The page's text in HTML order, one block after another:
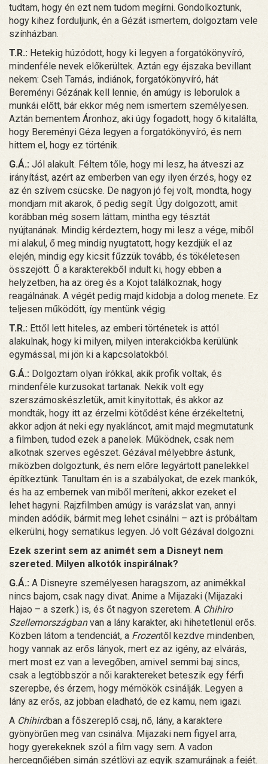
tudtam, hogy én ezt nem tudom megírni. Gondolkoztunk,
hogy kihez forduljunk, én a Gézát ismertem, dolgoztam vele
színházban.
T.R.: Hetekig húzódott, hogy ki legyen a forgatókönyvíró,
mindenféle nevek előkerültek. Aztán egy éjszaka bevillant
nekem: Cseh Tamás, indiánok, forgatókönyvíró, hát
Bereményi Gézának kell lennie, én amúgy is leborulok a
munkái előtt, bár ekkor még nem ismertem személyesen.
Aztán bementem Áronhoz, aki úgy fogadott, hogy ő kitalálta,
hogy Bereményi Géza legyen a forgatókönyvíró, és nem
hittem el, hogy ez történik.
G.Á.: Jól alakult. Féltem tőle, hogy mi lesz, ha átveszi az
irányítást, azért az emberben van egy ilyen érzés, hogy ez
az én szívem csücske. De nagyon jó fej volt, mondta, hogy
mondjam mit akarok, ő pedig segít. Úgy dolgozott, amit
korábban még sosem láttam, mintha egy tésztát
nyújtanának. Mindig kérdeztem, hogy mi lesz a vége, miből
mi alakul, ő meg mindig nyugtatott, hogy kezdjük el az
elején, mindig egy kicsit fűzzük tovább, és tökéletesen
összejött. Ő a karakterekből indult ki, hogy ebben a
helyzetben, ha az öreg és a Kojot találkoznak, hogy
reagálnának. A végét pedig majd kidobja a dolog menete. Ez
teljesen működött, így mentünk végig.
T.R.: Ettől lett hiteles, az emberi történetek is attól
alakulnak, hogy ki milyen, milyen interakciókba kerülünk
egymással, mi jön ki a kapcsolatokból.
G.Á.: Dolgoztam olyan írókkal, akik profik voltak, és
mindenféle kurzusokat tartanak. Nekik volt egy
szerszámoskészletük, amit kinyitottak, és akkor az
mondták, hogy itt az érzelmi kötődést kéne érzékeltetni,
akkor adjon át neki egy nyakláncot, amit majd megmutatunk
a filmben, tudod ezek a panelek. Működnek, csak nem
alkotnak szerves egészet. Gézával mélyebbre ástunk,
miközben dolgoztunk, és nem előre legyártott panelekkel
építkeztünk. Tanultam én is a szabályokat, de ezek mankók,
és ha az embernek van miből meríteni, akkor ezeket el
lehet hagyni. Rajzfilmben amúgy is varázslat van, annyi
minden adódik, bármit meg lehet csinálni – azt is próbáltam
elkerülni, hogy sematikus legyen. Jó volt Gézával dolgozni.
Ezek szerint sem az animét sem a Disneyt nem
szereted. Milyen alkotók inspirálnak?
G.Á.: A Disneyre személyesen haragszom, az animékkal
nincs bajom, csak nagy divat. Anime a Mijazaki (Mijazaki
Hajao – a szerk.) is, és őt nagyon szeretem. A Chihiro
Szellemországbanvan a lány karakter, aki hihetetlenül erős.
Közben látom a tendenciát, a Frozentől kezdve mindenben,
hogy vannak az erős lányok, mert ez az igény, az elvárás,
mert most ez van a levegőben, amivel semmi baj sincs,
csak a legtöbbször a női karaktereket beteszik egy férfi
szerepbe, és érzem, hogy mérnökök csinálják. Legyen a
lány az erős, az jobban eladható, de ez kamu, nem igazi.
A Chihiróban a főszereplő csaj, nő, lány, a karaktere
gyönyörűen meg van csinálva. Mijazaki nem figyel arra,
hogy gyerekeknek szól a film vagy sem. A vadon
hercegnőjében simán szétlövi az egyik szamurájnak a fejét.